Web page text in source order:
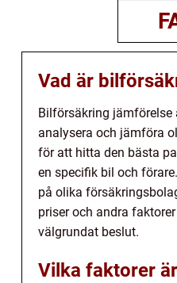
Vad är
Bilförsäkring jämförelse
analysera och jämföra
för att hitta den bästa
en specifik bil och
på olika
priser och andra
välgrundat beslut.
Vilka faktorer